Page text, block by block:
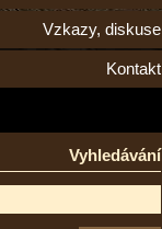
Vzkazy, diskuse
Kontakt
Vyhledávání